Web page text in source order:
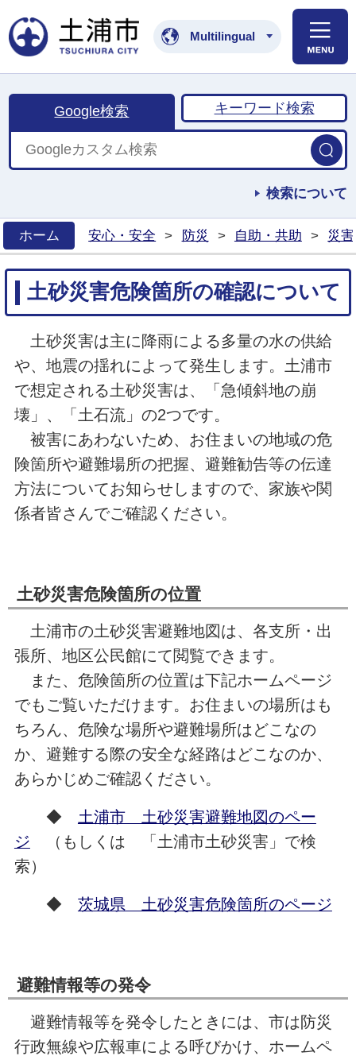
土浦市公式ホームペ
Multilingual
Google検索 キーワード検索
検索について
ホーム
安心・安全 > 防災 > 自助・共助 > 災
土砂災害危険箇所の確認について
土砂災害は主に降雨による多量の水の供給
や、地震の揺れによって発生します。土浦市
で想定される土砂災害は、「急傾斜地の崩
壊」、「土石流」の2つです。
被害にあわないため、お住まいの地域の危
険箇所や避難場所の把握、避難勧告等の伝達
方法についてお知らせしますので、家族や関
係者皆さんでご確認ください。
土砂災害危険箇所の位置
土浦市の土砂災害避難地図は、各支所・出
張所、地区公民館にて閲覧できます。
また、危険箇所の位置は下記ホームページ
でもご覧いただけます。お住まいの場所はも
ちろん、危険な場所や避難場所はどこなの
か、避難する際の安全な経路はどこなのか、
あらかじめご確認ください。
◆ 土浦市 土砂災害避難地図のペー
ジ （もしくは 「土浦市土砂災害」で検
索）
◆ 茨城県 土砂災害危険箇所のページ
避難情報等の発令
避難情報等を発令したときには、市は防災
行政無線や広報車による呼びかけ、ホームペ